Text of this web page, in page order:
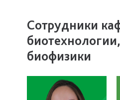
Сотрудники
биофизики